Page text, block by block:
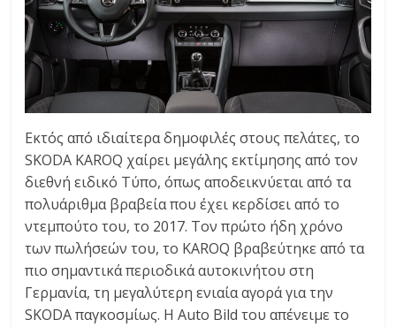
Εκτός από ιδιαίτερα δημοφιλές στους πελάτες, το
SKODA KAROQ χαίρει μεγάλης εκτίμησης από τον
διεθνή ειδικό Τύπο, όπως αποδεικνύεται από τα
πολυάριθμα βραβεία που έχει κερδίσει από το
ντεμπούτο του, το 2017. Τον πρώτο ήδη χρόνο
των πωλήσεών του, το KAROQ βραβεύτηκε από τα
πιο σημαντικά περιοδικά αυτοκινήτου στη
Γερμανία, τη μεγαλύτερη ενιαία αγορά για την
SKODA παγκοσμίως. Η Auto Bild του απένειμε το